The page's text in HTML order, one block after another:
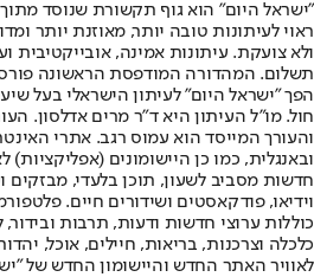
"ישראל היום" הוא גוף תקשורת שנוסד
ראוי לעיתונות טובה יותר, מאוזנת יותר
ולא צועקת. עיתונות אמינה, אובייקטיבית
הפך "ישראל היום" לעיתון הישראלי בעל
חול. מו"ל העיתון היא ד"ר מרים אדלסון.
והעורך המייסד הוא עמוס רגב. אתרי
חדשות מסביב לשעון, תוכן בלעדי, מבזקים
וידיאו, פודקאסטים ושידורים חיים.
כוללות ערוצי חדשות ודעות, תרבות ובידור,
לאוויר האתר החדש והיישומון החדש של